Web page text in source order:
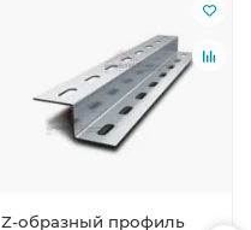
Z-образный профиль